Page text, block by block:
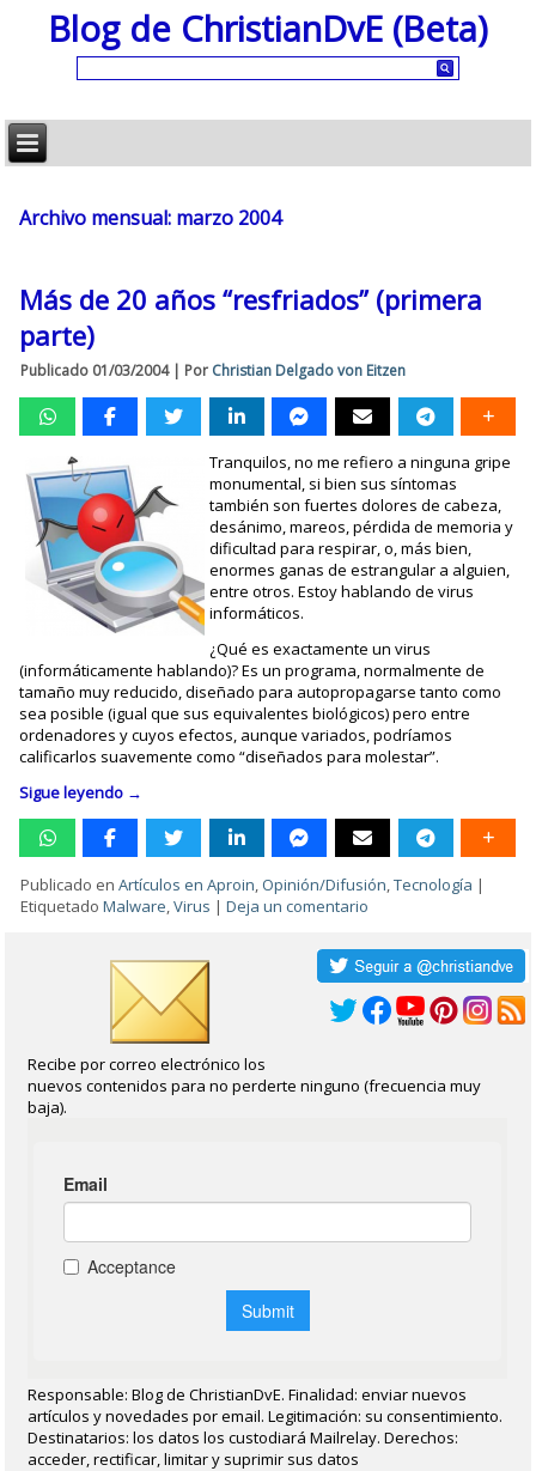
Blog de ChristianDvE (Beta)
Archivo mensual: marzo 2004
Más de 20 años “resfriados” (primera
parte)
Publicado 01/03/2004| Por Christian Delgado von Eitzen
Tranquilos, no me refiero a ninguna gripe
monumental, si bien sus síntomas
también son fuertes dolores de cabeza,
desánimo, mareos, pérdida de memoria y
dificultad para respirar, o, más bien,
enormes ganas de estrangular a alguien,
entre otros. Estoy hablando de virus
informáticos.
¿Qué es exactamente un virus
(informáticamente hablando)? Es un programa, normalmente de
tamaño muy reducido, diseñado para autopropagarse tanto como
sea posible (igual que sus equivalentes biológicos) pero entre
ordenadores y cuyos efectos, aunque variados, podríamos
calificarlos suavemente como “diseñados para molestar”.
Sigue leyendo →
Publicado en Artículos en Aproin, Opinión/Difusión,Tecnología |
Etiquetado Malware,Virus |Deja un comentario
Recibe por correo electrónico los
nuevos contenidos para no perderte ninguno (frecuencia muy
baja).
Responsable: Blog de ChristianDvE. Finalidad: enviar nuevos
artículos y novedades por email. Legitimación: su consentimiento.
Destinatarios: los datos los custodiará Mailrelay. Derechos:
acceder, rectificar, limitar y suprimir sus datos